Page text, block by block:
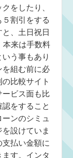
をしたり、
割引をする
、土日祝日
本来は手数料
う事もあり
を組む前に必
比較サイト
ービス面も比
をすること
ンのシミュ
設けていま
払い金額に
す。インタ